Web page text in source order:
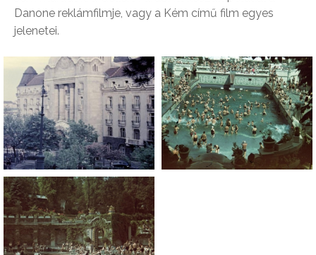
Danone reklámfilmje, vagy a Kém című film egyes
jelenetei.